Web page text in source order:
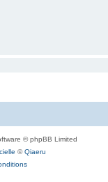
© phpBB Limited
©Qiaeru